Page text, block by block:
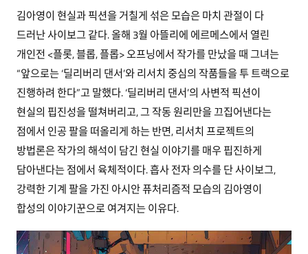
김아영이 현실과 픽션을 거칠게 섞은 모습은 마치 관절이 다
드러난 사이보그 같다. 올해 3월 아뜰리에 에르메스에서 열린
개인전 <플롯, 블롭, 플롭> 오프닝에서 작가를 만났을 때 그녀는
“앞으로는 ‘딜리버리 댄서’와 리서치 중심의 작품들을 투 트랙으로
진행하려 한다”고 말했다. ‘딜리버리 댄서’의 사변적 픽션이
현실의 핍진성을 떨쳐버리고, 그 작동 원리만을 끄집어낸다는
점에서 인공 팔을 떠올리게 하는 반면, 리서치 프로젝트의
방법론은 작가의 해석이 담긴 현실 이야기를 매우 핍진하게
담아낸다는 점에서 육체적이다. 흡사 전자 의수를 단 사이보그,
강력한 기계 팔을 가진 아시안 퓨처리즘적 모습의 김아영이
합성의 이야기꾼으로 여겨지는 이유다.